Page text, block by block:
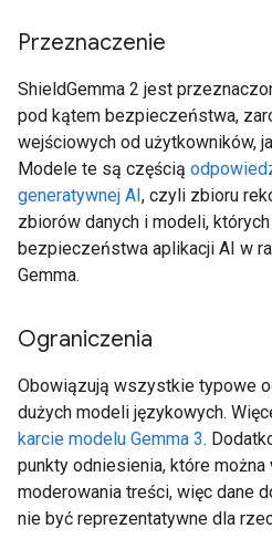
Przeznaczenie
ShieldGemma 2 jest
pod kątem bezpieczeństwa,
wejściowych od użytkowników,
Modele te są częścią
generatywnej AI, czyli zbioru
zbiorów danych i modeli,
bezpieczeństwa aplikacji AI w
Gemma.
Ograniczenia
Obowiązują wszystkie typowe
dużych modeli językowych.
karcie modelu Gemma 3.
punkty odniesienia, które
moderowania treści, więc dane
nie być reprezentatywne dla